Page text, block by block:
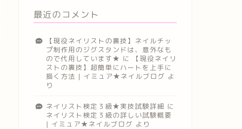
最近のコメント
【現役ネイリストの裏技】ネイルチッ
プ制作用のジグスタンドは、意外なも
ので代用しています★ に
【現役ネイリ
ストの裏技】超簡単にハートを上手に
描く方法 | イミュア★ネイルブログ よ
り
ネイリスト検定３級★実技試験詳細 に
ネイリスト検定３級の詳しい試験概要
| イミュア★ネイルブログ より